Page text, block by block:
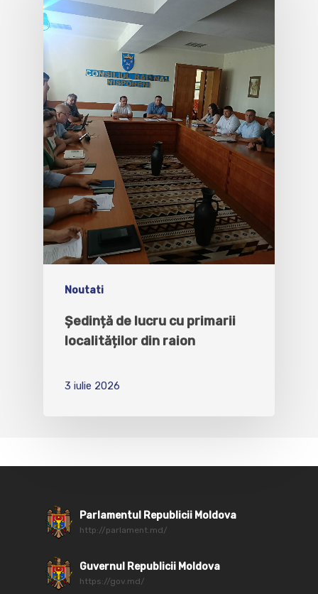
Noutati
Ședință de lucru cu primarii
localităților din raion
3 iulie 2026
Parlamentul Republicii Moldova
http://parlament.md/
Guvernul Republicii Moldova
https://gov.md/